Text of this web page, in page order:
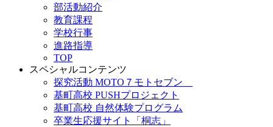
部活動紹介
教育課程
学校行事
進路指導
TOP
スペシャルコンテンツ
探究活動 MOTO７モトセブン
基町高校 PUSHプロジェクト
基町高校 自然体験プログラム
卒業生応援サイト「桐志」